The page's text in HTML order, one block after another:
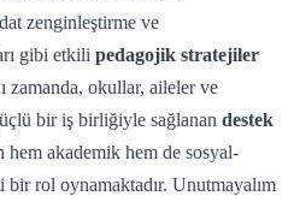
zenginleştirme ve
gibi etkili pedagojik stratejiler
zamanda, okullar, aileler ve
bir iş birliğiyle sağlanan destek
hem akademik hem de sosyal-
rol oynamaktadır. Unutmayalım